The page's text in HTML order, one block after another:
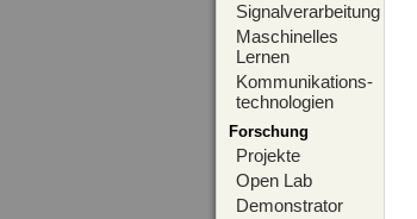
Signalverarbeitung
Maschinelles
Lernen
Kommunikations-
technologien
Forschung
Projekte
Open Lab
Demonstrator